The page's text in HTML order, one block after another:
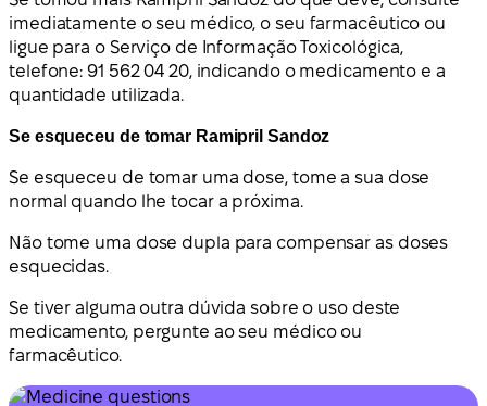
imediatamente o seu médico, o seu farmacêutico ou
ligue para o Serviço de Informação Toxicológica,
telefone: 91 562 04 20, indicando o medicamento e a
quantidade utilizada.
Se esqueceu de tomar Ramipril Sandoz
Se esqueceu de tomar uma dose, tome a sua dose
normal quando lhe tocar a próxima.
Não tome uma dose dupla para compensar as doses
esquecidas.
Se tiver alguma outra dúvida sobre o uso deste
medicamento, pergunte ao seu médico ou
farmacêutico.